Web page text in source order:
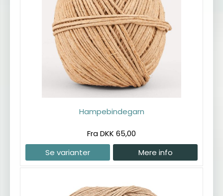
Hampebindegarn
Fra DKK 65,00
Se varianter
Mere info